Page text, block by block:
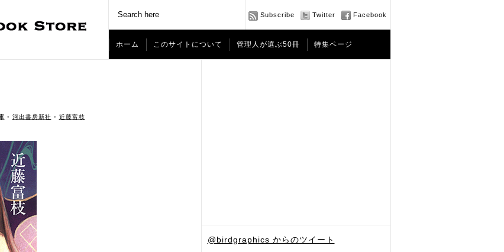
Subscribe Twitter Facebook
ホーム このサイトについて 管理人が選ぶ50冊 特集ページ
@birdgraphics からのツイート
• 河出書房新社 • 近藤富枝